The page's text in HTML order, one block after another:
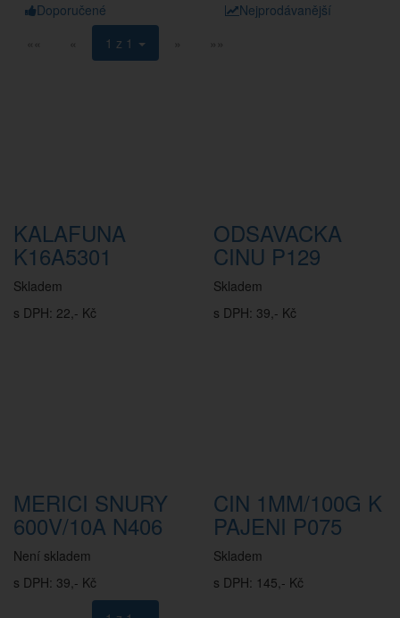
Doporučené
Nejprodávanější
««
« 1 z 1 » »»
KALAFUNA
K16A5301
Skladem
s DPH: 22,- Kč
ODSAVACKA
CINU P129
Skladem
s DPH: 39,- Kč
MERICI SNURY
600V/10A N406
Není skladem
s DPH: 39,- Kč
CIN 1MM/100G K
PAJENI P075
Skladem
s DPH: 145,- Kč